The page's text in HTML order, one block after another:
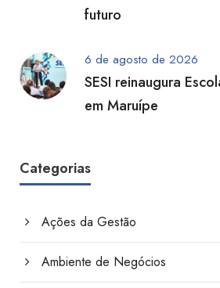
futuro
6 de agosto de 2026
SESI reinaugura
em Maruípe
Categorias
Ações da Gestão
Ambiente de Negócios